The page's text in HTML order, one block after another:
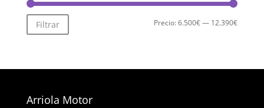
Precio
Precio
Filtrar Precio:6.500€— 12.390€
Arriola Motor